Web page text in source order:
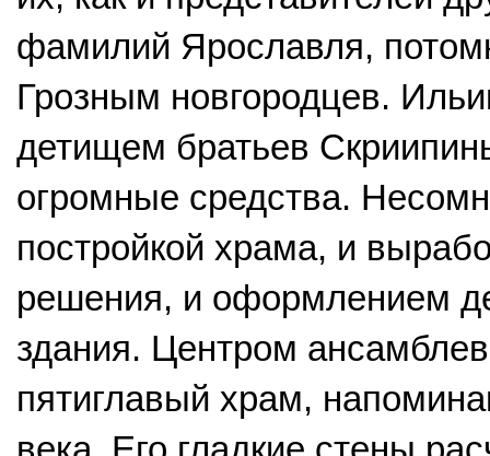
фамилий Ярославля,
Грозным новгородцев.
детищем братьев
огромные средства.
постройкой храма, и
решения, и оформлением
здания. Центром
пятиглавый храм,